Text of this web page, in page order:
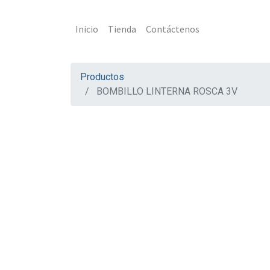
Inicio Tienda Contáctenos
Productos
BOMBILLO LINTERNA ROSCA 3V